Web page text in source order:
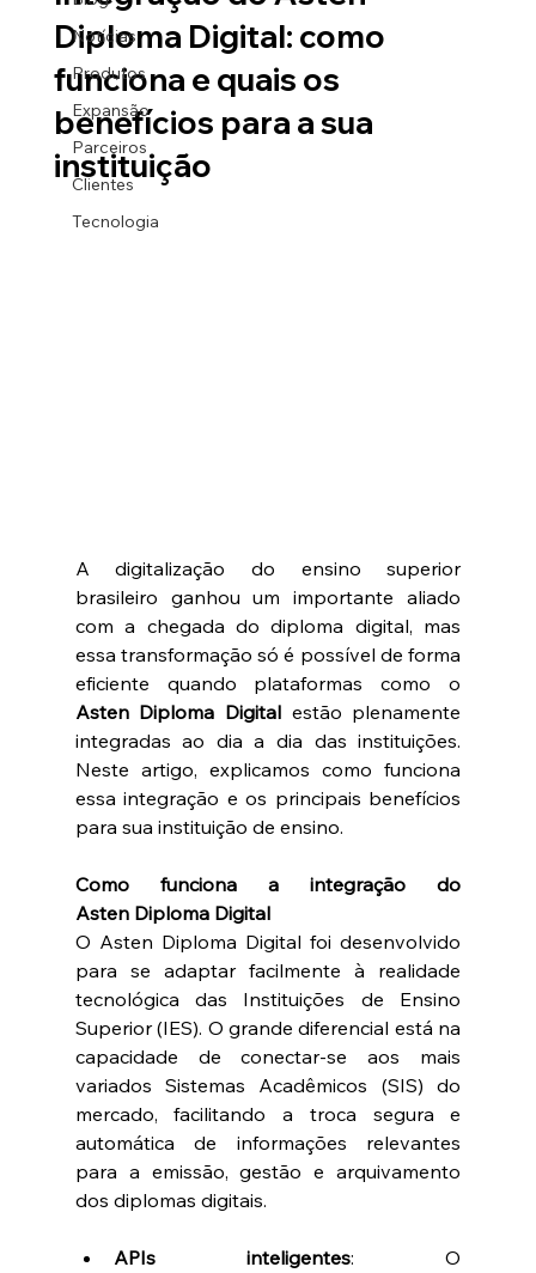
Notícias
Produtos
Expansão
Parceiros
Clientes
Tecnologia
Diploma Digital: como
funciona e quais os
benefícios para a sua
instituição
A digitalização do ensino superior
brasileiro ganhou um importante aliado
com a chegada do diploma digital, mas
essa transformação só é possível de forma
Asten Diploma Digital estão plenamente
integradas ao dia a dia das instituições.
Neste artigo, explicamos como funciona
essa integração e os principais benefícios
para sua instituição de ensino.
Como funciona a integração do
Asten Diploma Digital
O Asten Diploma Digital foi desenvolvido
para se adaptar facilmente à realidade
tecnológica das Instituições de Ensino
Superior (IES). O grande diferencial está na
capacidade de conectar-se aos mais
variados Sistemas Acadêmicos (SIS) do
mercado, facilitando a troca segura e
automática de informações relevantes
para a emissão, gestão e arquivamento
dos diplomas digitais.
APIs inteligentes: O